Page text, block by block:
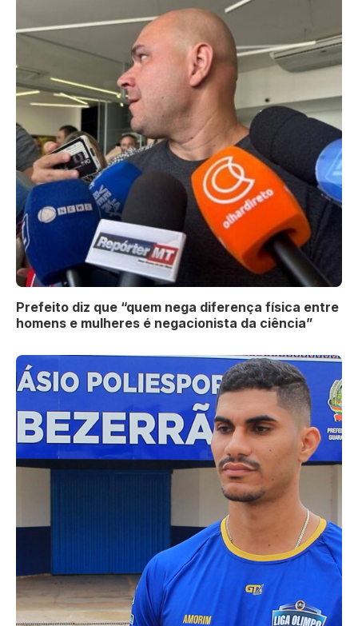
Prefeito diz que “quem nega diferença física entre
homens e mulheres é negacionista da ciência”